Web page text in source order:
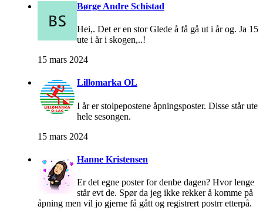
Børge Andre Schistad
Hei,. Det er en stor Glede å få gå ut i år og. Ja 15
ute i år i skogen,..!
15 mars 2024
Lillomarka OL
I år er stolpepostene åpningsposter. Disse står ute
hele sesongen.
15 mars 2024
Hanne Kristensen
Er det egne poster for denbe dagen? Hvor lenge
står evt de. Spør da jeg ikke rekker å komme på
åpning men vil jo gjerne få gått og registrert postrr etterpå.